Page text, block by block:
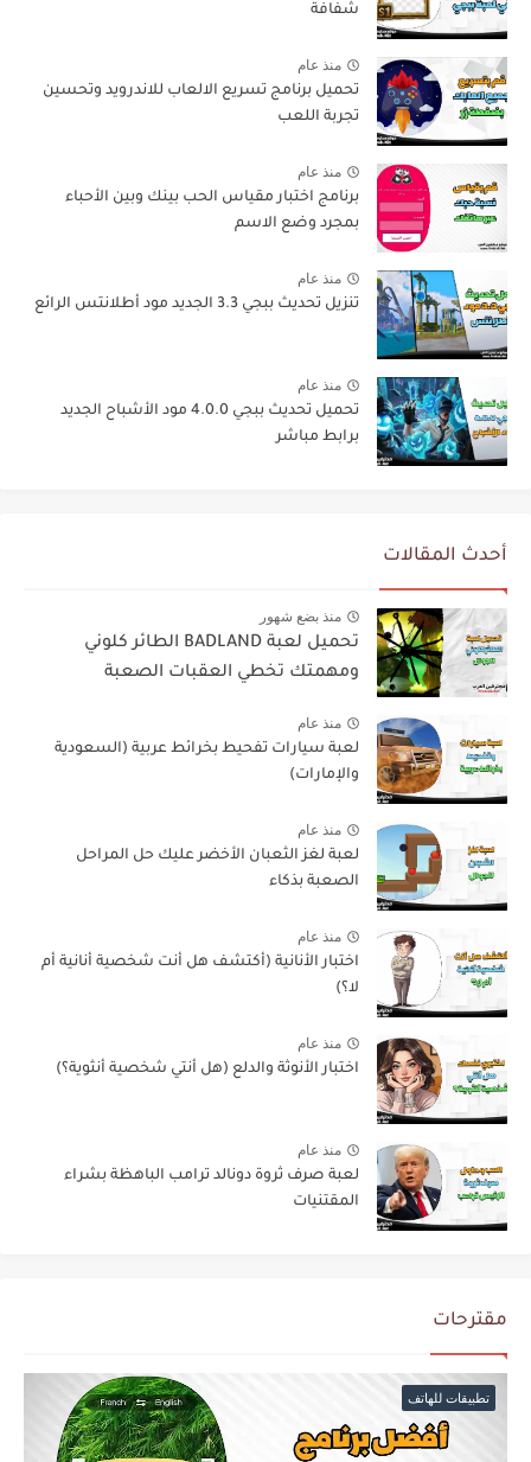
شفافة
منذ عام
تحميل برنامج تسريع الالعاب للاندرويد وتحسين
تجربة اللعب
منذ عام
برنامج اختبار مقياس الحب بينك وبين الأحباء
بمجرد وضع الاسم
منذ عام
تنزيل تحديث ببجي 3.3 الجديد مود أطلانتس الرائع
منذ عام
تحميل تحديث ببجي 4.0.0 مود الأشباح الجديد
برابط مباشر
أحدث المقالات
منذ بضع شهور
تحميل لعبة BADLAND الطائر كلوني
ومهمتك تخطي العقبات الصعبة
منذ عام
لعبة سيارات تفحيط بخرائط عربية (السعودية
والإمارات)
منذ عام
لعبة لغز الثعبان الأخضر عليك حل المراحل
الصعبة بذكاء
منذ عام
اختبار الأنانية (أكتشف هل أنت شخصية أنانية أم
لا؟)
منذ عام
اختبار الأنوثة والدلع (هل أنتي شخصية أنثوية؟)
منذ عام
لعبة صرف ثروة دونالد ترامب الباهظة بشراء
المقتنيات
مقترحات
تطبيقات للهاتف